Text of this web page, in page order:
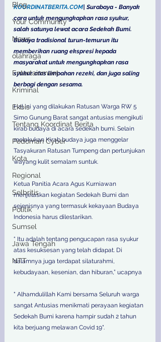
Blog
Your Community
News
olahraga
Entertainment
Kriminal
Ekbis
Tentang Koordinat Berita
Pedoman Cyber
Kota
Regional
Selbritis
Politik
Sumsel
Jawa Tengah
NTT
KOORDINATBERITA.COM | Surabaya - Banyak
cara untuk mengungkapkan rasa syukur,
salah satunya lewat acara Sedekah Bumi.
Budaya tradisional turun-temurun itu
memberikan ruang ekspresi kepada
masyarakat untuk mengungkapkan rasa
syukur atas limpahan rezeki, dan juga saling
berbagi dengan sesama.
Hal ini yang dilakukan Ratusan Warga RW 5
Simo Gunung Barat sangat antusias mengikuti
kirab budaya di acara sedekah bumi. Selain
melakukan Kirab budaya juga menggelar
Tasyakuran Ratusan Tumpeng dan pertunjukan
wayang kulit semalam suntuk.
Ketua Panitia Acara Agus Kurniawan
menjelaskan kegiatan Sedekah Bumi dan
sejenisnya yang termasuk kekayaan Budaya
Indonesia harus dilestarikan.
“ Itu adalah tentang pengucapan rasa syukur
atas kesuksesan yang telah didapat. Di
dalamnya juga terdapat silaturahmi,
kebudayaan, kesenian, dan hiburan,” ucapnya
" Alhamdulillah Kami bersama Seluruh warga
sangat Antusias menikmati perayaan kegiatan
Sedekah Bumi karena hampir sudah 2 tahun
kita berjuang melawan Covid 19".